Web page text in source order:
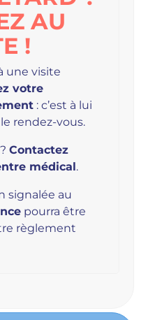
AU
!
une visite
votre
: c’est à lui
rendez-vous.
Contactez
médical.
signalée au
pourra être
règlement